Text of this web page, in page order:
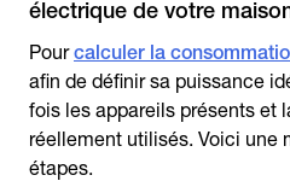
électrique de votre
Pourcalculer la
afin de définir sa puissance
fois les appareils présents et
réellement utilisés. Voici une
étapes.